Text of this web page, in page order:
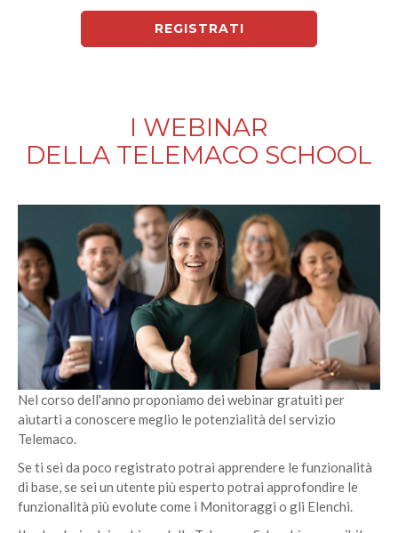
REGISTRATI
I WEBINAR
DELLA TELEMACO SCHOOL
Nel corso dell'anno proponiamo dei webinar gratuiti per
aiutarti a conoscere meglio le potenzialità del servizio
Telemaco.
Se ti sei da poco registrato potrai apprendere le funzionalità
di base, se sei un utente più esperto potrai approfondire le
funzionalità più evolute come i Monitoraggi o gli Elenchi.